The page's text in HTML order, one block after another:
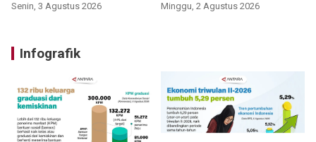
Senin, 3 Agustus 2026 Minggu, 2 Agustus 2026
Infografik